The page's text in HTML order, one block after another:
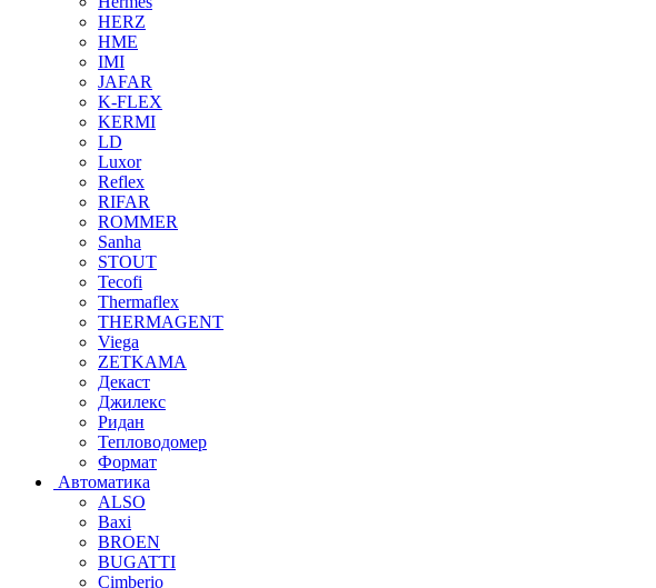
HERZ
HME
IMI
JAFAR
K-FLEX
KERMI
LD
Luxor
Reflex
RIFAR
ROMMER
Sanha
STOUT
Tecofi
Thermaflex
THERMAGENT
Viega
ZETKAMA
Декаст
Джилекс
Ридан
Тепловодомер
Формат
Автоматика
ALSO
Baxi
BROEN
BUGATTI
Cimberio